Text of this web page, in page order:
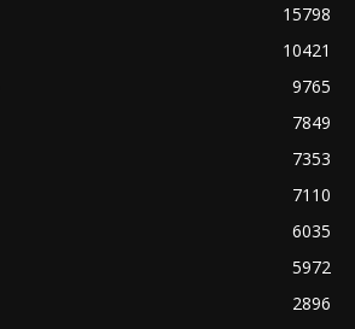
15798
10421
9765
7849
7353
7110
6035
5972
2896